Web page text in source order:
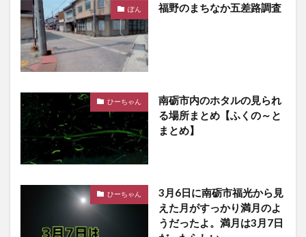
ぽん 福野のまちなか五差路調査
ひーちゃん
南砺市内のホタルの見られ
る場所まとめ【ふくの～と
まとめ】
ひーちゃん
3月6日に南砺市福光から見
えた月がすっかり満月のよ
うだったよ。満月は3月7日